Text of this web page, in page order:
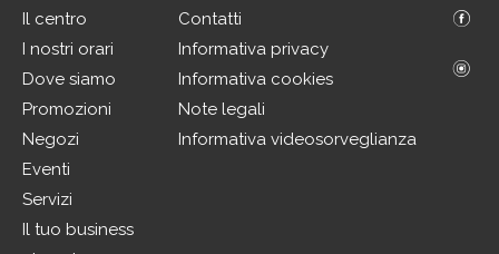
Il centro
I nostri orari
Dove siamo
Promozioni
Negozi
Eventi
Servizi
Il tuo business
Contatti
Informativa privacy
Informativa cookies
Note legali
Informativa videosorveglianza